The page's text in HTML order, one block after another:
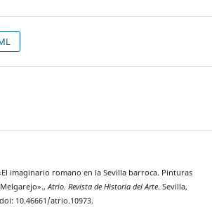
imaginario romano en la Sevilla barroca. Pinturas
Atrio. Revista de Historia del Arte. Sevilla,
10.46661/atrio.10973.